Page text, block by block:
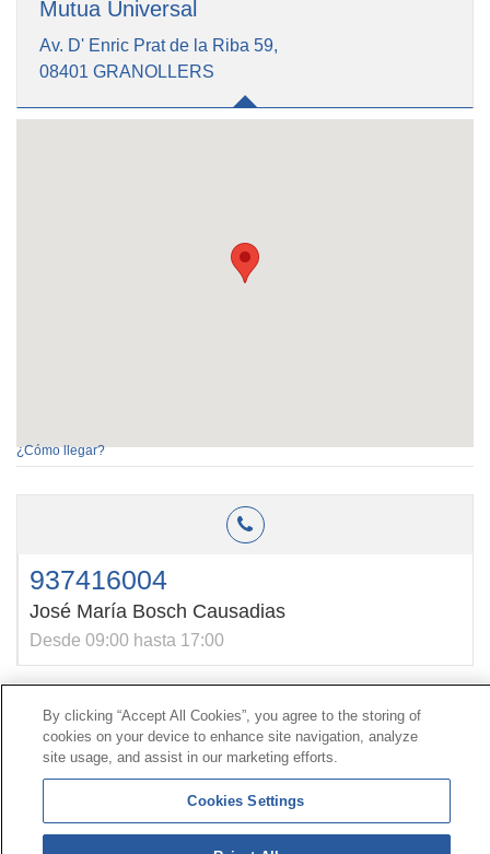
Mutua Universal
Av. D' Enric Prat de la Riba 59,
08401 GRANOLLERS
¿Cómo llegar?
937416004
José María Bosch Causadias
Desde 09:00 hasta 17:00
Contacto|Perfil do contratante|Reclamacións
Liña Universal 900 203 203|Zona Privada Comisión de
Prestacións Especiais
Zona Privada Provedor Sanitario
© Mutua Universal 2026| Mapa do sitio | Aviso legal |
By clicking “Accept All Cookies”, you agree to the storing of
cookies on your device to enhance site navigation, analyze
site usage, and assist in our marketing efforts.
Cookies Settings